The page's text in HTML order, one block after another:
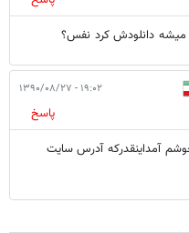
دانلودش کرد نفس؟
۱۹:۰۲ - ۱۳۹۰/۰۸/۲۷
پاسخ
آمداینقدرکه آدرس سایت